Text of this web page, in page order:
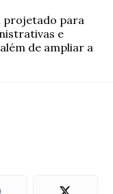
projetado para
e
de ampliar a